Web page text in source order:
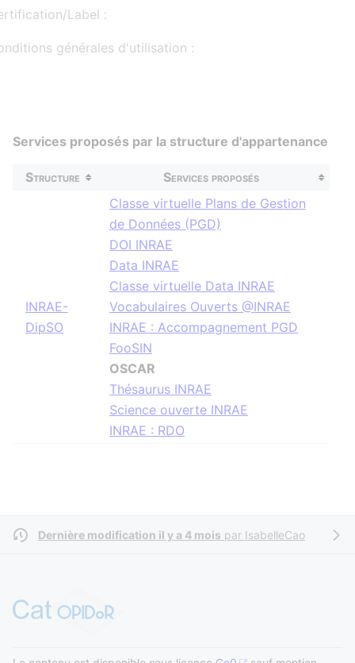
Label :
générales d'utilisation :
Services proposés par la structure d'appartenance
Structure Services proposés
INRAE-
DipSO
Classe virtuelle Plans de Gestion
de Données (PGD)
DOI INRAE
Data INRAE
Classe virtuelle Data INRAE
Vocabulaires Ouverts @INRAE
INRAE : Accompagnement PGD
FooSIN
OSCAR
Thésaurus INRAE
Science ouverte INRAE
INRAE : RDO
Dernière modification il y a 4 mois par IsabelleCao